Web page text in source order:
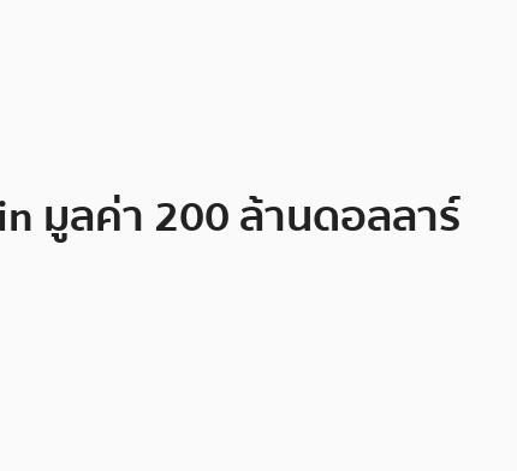
มูลค่า 200 ล้านดอลลาร์